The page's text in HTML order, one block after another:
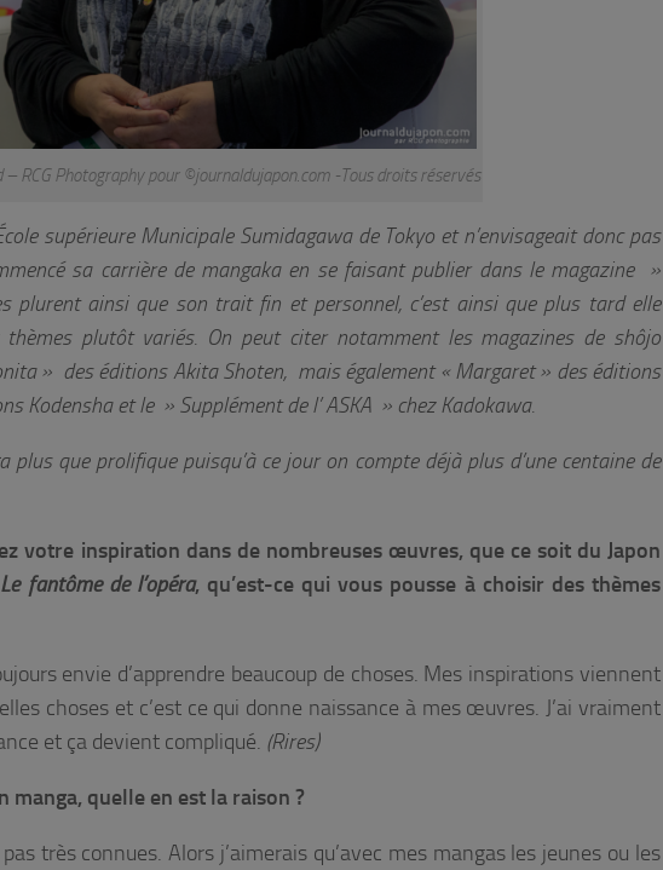
– RCG Photography pour ©journaldujapon.com -Tous droits réservés
supérieure Municipale Sumidagawa de Tokyo et n’envisageait donc pas
sa carrière de mangaka en se faisant publier dans le magazine »
ainsi que son trait fin et personnel, c’est ainsi que plus tard elle
plutôt variés. On peut citer notamment les magazines de shôjo
» des éditions Akita Shoten, mais également « Margaret » des éditions
Kodensha et le » Supplément de l’ ASKA » chez Kadokawa.
que prolifique puisqu’à ce jour on compte déjà plus d’une centaine de
votre inspiration dans de nombreuses œuvres, que ce soit du Japon
Le fantôme de l’opéra, qu’est-ce qui vous pousse à choisir des thèmes
envie d’apprendre beaucoup de choses. Mes inspirations viennent
choses et c’est ce qui donne naissance à mes œuvres. J’ai vraiment
et ça devient compliqué. (Rires)
manga, quelle en est la raison ?
très connues. Alors j’aimerais qu’avec mes mangas les jeunes ou les